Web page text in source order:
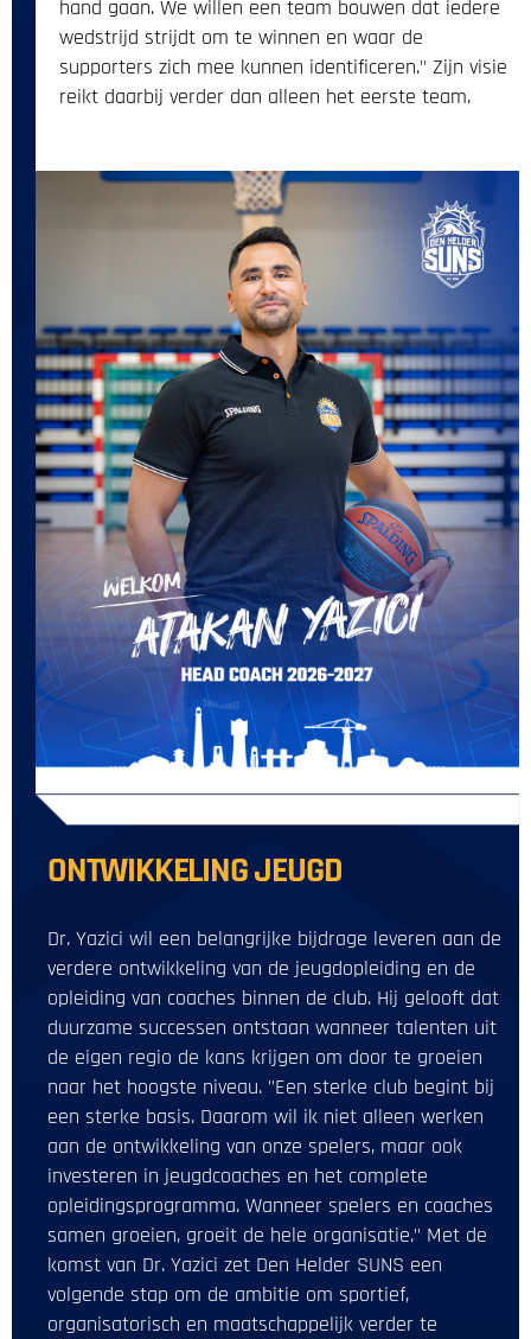
hand gaan. We willen een team bouwen dat iedere
wedstrijd strijdt om te winnen en waar de
supporters zich mee kunnen identificeren." Zijn visie
reikt daarbij verder dan alleen het eerste team.
ONTWIKKELING JEUGD
Dr. Yazici wil een belangrijke bijdrage leveren aan de
verdere ontwikkeling van de jeugdopleiding en de
opleiding van coaches binnen de club. Hij gelooft dat
duurzame successen ontstaan wanneer talenten uit
de eigen regio de kans krijgen om door te groeien
naar het hoogste niveau. "Een sterke club begint bij
een sterke basis. Daarom wil ik niet alleen werken
aan de ontwikkeling van onze spelers, maar ook
investeren in jeugdcoaches en het complete
opleidingsprogramma. Wanneer spelers en coaches
samen groeien, groeit de hele organisatie." Met de
komst van Dr. Yazici zet Den Helder SUNS een
volgende stap om de ambitie om sportief,
organisatorisch en maatschappelijk verder te